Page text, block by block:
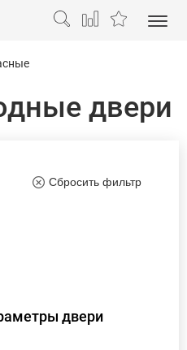
двери
Сбросить фильтр
двери